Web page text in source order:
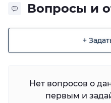
Вопросы и
+
Нет вопросов о
первым и